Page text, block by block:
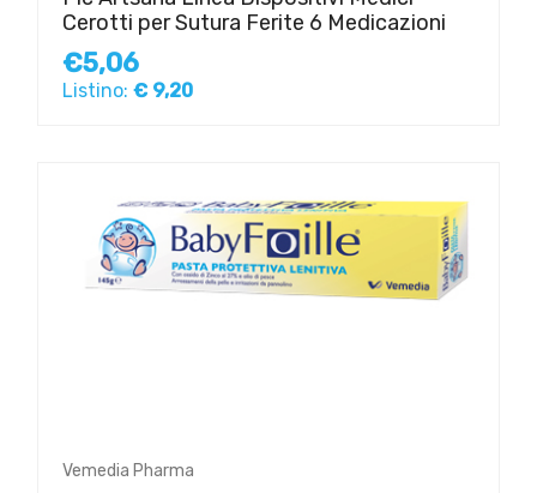
Cerotti per Sutura Ferite 6 Medicazioni
€5,06
Listino: € 9,20
Vemedia Pharma